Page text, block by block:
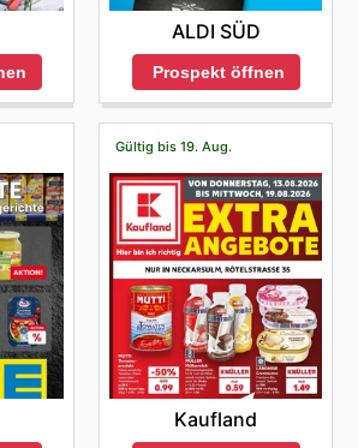
ALDI SÜD
Prospekt öffnen
Gültig bis 19. Aug.
Kaufland